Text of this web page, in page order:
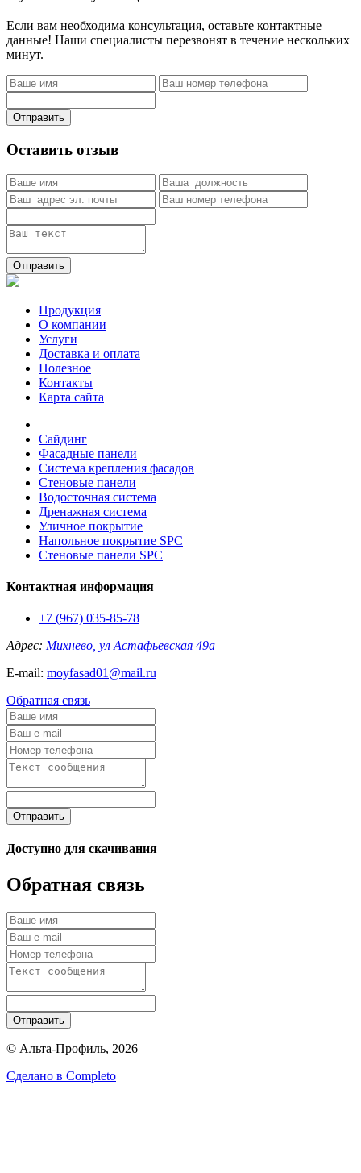
Если вам необходима консультация, оставьте контактные
данные! Наши специалисты перезвонят в течение нескольких
минут.
Отправить
Оставить отзыв
Отправить
Продукция
О компании
Услуги
Доставка и оплата
Полезное
Контакты
Карта сайта
Сайдинг
Фасадные панели
Система крепления фасадов
Стеновые панели
Водосточная система
Дренажная система
Уличное покрытие
Напольное покрытие SPC
Стеновые панели SPC
Контактная информация
+7 (967) 035-85-78
Адрес: Михнево, ул Астафьевская 49а
E-mail: moyfasad01@mail.ru
Обратная связь
Отправить
Доступно для скачивания
Обратная связь
Отправить
© Альта-Профиль, 2026
Сделано в Completo